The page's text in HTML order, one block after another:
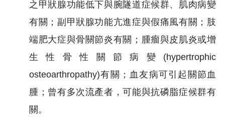
之甲狀腺功能低下與腕隧道症候群、肌肉病變
有關；副甲狀腺功能亢進症與假痛風有關；肢
端肥大症與骨關節炎有關；腫瘤與皮肌炎或增
生性骨性關節病變(hypertrophic
osteoarthropathy)有關；血友病可引起關節血
腫；曾有多次流產者，可能與抗磷脂症候群有
關。